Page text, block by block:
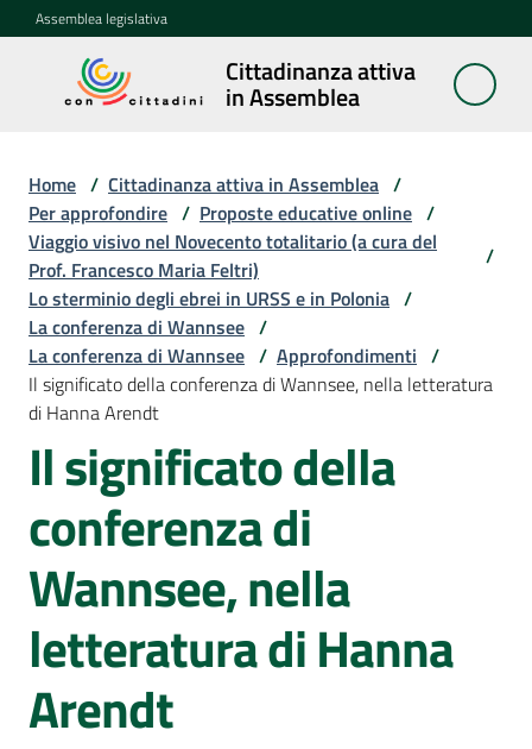
Vai al contenuto
Vai alla navigazione
Vai al footer
Assemblea legislativa
Cittadinanza attiva
in Assemblea
Cittadinanza
attiva in
Concittadini
Porte
aperte
in
Assemblea
Mostre
itineranti
Percorsi
sulla
memoria
Seguici
Home / Cittadinanza attiva in Assemblea /
Per approfondire / Proposte educative online /
Viaggio visivo nel Novecento totalitario (a cura del
Prof. Francesco Maria Feltri)
/
Lo sterminio degli ebrei in URSS e in Polonia /
La conferenza di Wannsee /
La conferenza di Wannsee / Approfondimenti /
Il significato della conferenza di Wannsee, nella letteratura
di Hanna Arendt
Il significato della
conferenza di
Wannsee, nella
letteratura di Hanna
Arendt